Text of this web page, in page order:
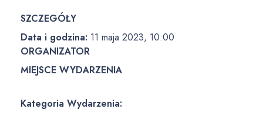
SZCZEGÓŁY
Data i godzina: 11 maja 2023, 10:00
ORGANIZATOR
MIEJSCE WYDARZENIA
Kategoria Wydarzenia: